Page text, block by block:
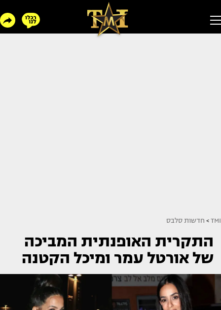
TMI
> חדשות סלבס
התקרית האופנתית המביכה
של אורטל עמר ומיכל הקטנה